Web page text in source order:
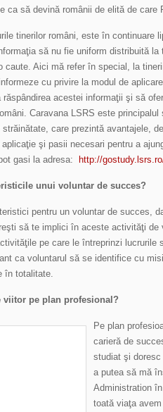
ca să devină românii de elită de care
tinerilor români, este în continuare
să nu fie uniform distribuită
caute. Aici mă refer în special, la
cu privire la modul de
acestei informaţii şi să
Caravana LSRS este
care prezintă avantajele,
şi pasii necesari pentru a
gasi la adresa:
http://
unui voluntar de succes?
pentru un voluntar de succes,
să te implici în aceste activităţi de
pe care le întreprinzi
ca voluntarul să se identifice cu
în totalitate.
viitor pe plan profesional?
Pe plan
carieră de
studiat şi
a putea să mă
Administration
toată viaţa